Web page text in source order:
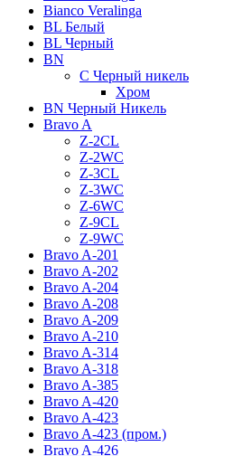
Bianco Veralinga
BL Белый
BL Черный
BN
C Черный никель
Хром
BN Черный Никель
Bravo A
Z-2CL
Z-2WC
Z-3CL
Z-3WC
Z-6WC
Z-9CL
Z-9WC
Bravo A-201
Bravo A-202
Bravo A-204
Bravo A-208
Bravo A-209
Bravo A-210
Bravo A-314
Bravo A-318
Bravo A-385
Bravo A-420
Bravo A-423
Bravo A-423 (пром.)
Bravo A-426